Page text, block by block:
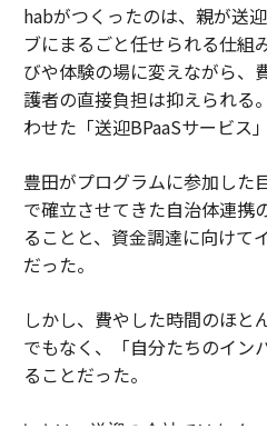
habがつくったのは、親が送
ブにまるごと任せられる仕組
びや体験の場に変えながら、
護者の直接負担は抑えられる
わせた「送迎BPaaSサービス」
豊田がプログラムに参加した
で確立させてきた自治体連携
ることと、資金調達に向けて
だった。
しかし、費やした時間のほと
でもなく、「自分たちのイン
ることだった。
habは、送迎の会社ではなく